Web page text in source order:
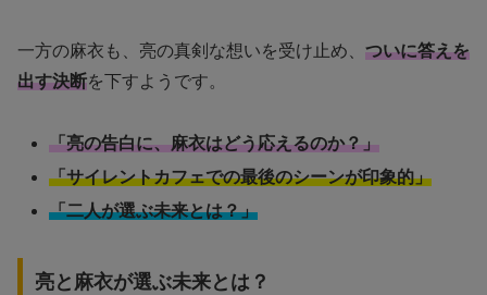
一方の麻衣も、亮の真剣な想いを受け止め、 ついに答えを
出す決断を下すようです。
「亮の告白に、麻衣はどう応えるのか？」
「サイレントカフェでの最後のシーンが印象的」
「二人が選ぶ未来とは？」
亮と麻衣が選ぶ未来とは？